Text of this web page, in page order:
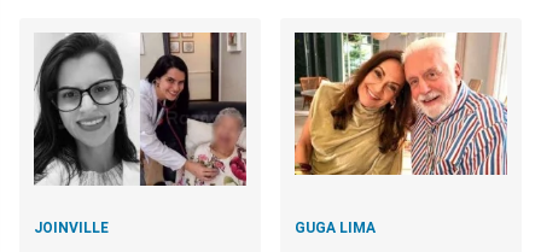
JOINVILLE GUGA LIMA